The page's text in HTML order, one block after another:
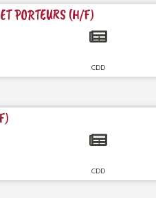
PORTEURS (H/F)
CDD
CDD